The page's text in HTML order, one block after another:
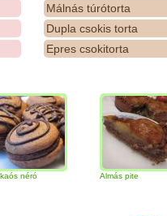
Málnás túrótorta
Dupla csokis torta
Epres csokitorta
Almás pite